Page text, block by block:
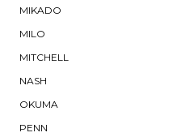
MIKADO
MILO
MITCHELL
NASH
OKUMA
PENN